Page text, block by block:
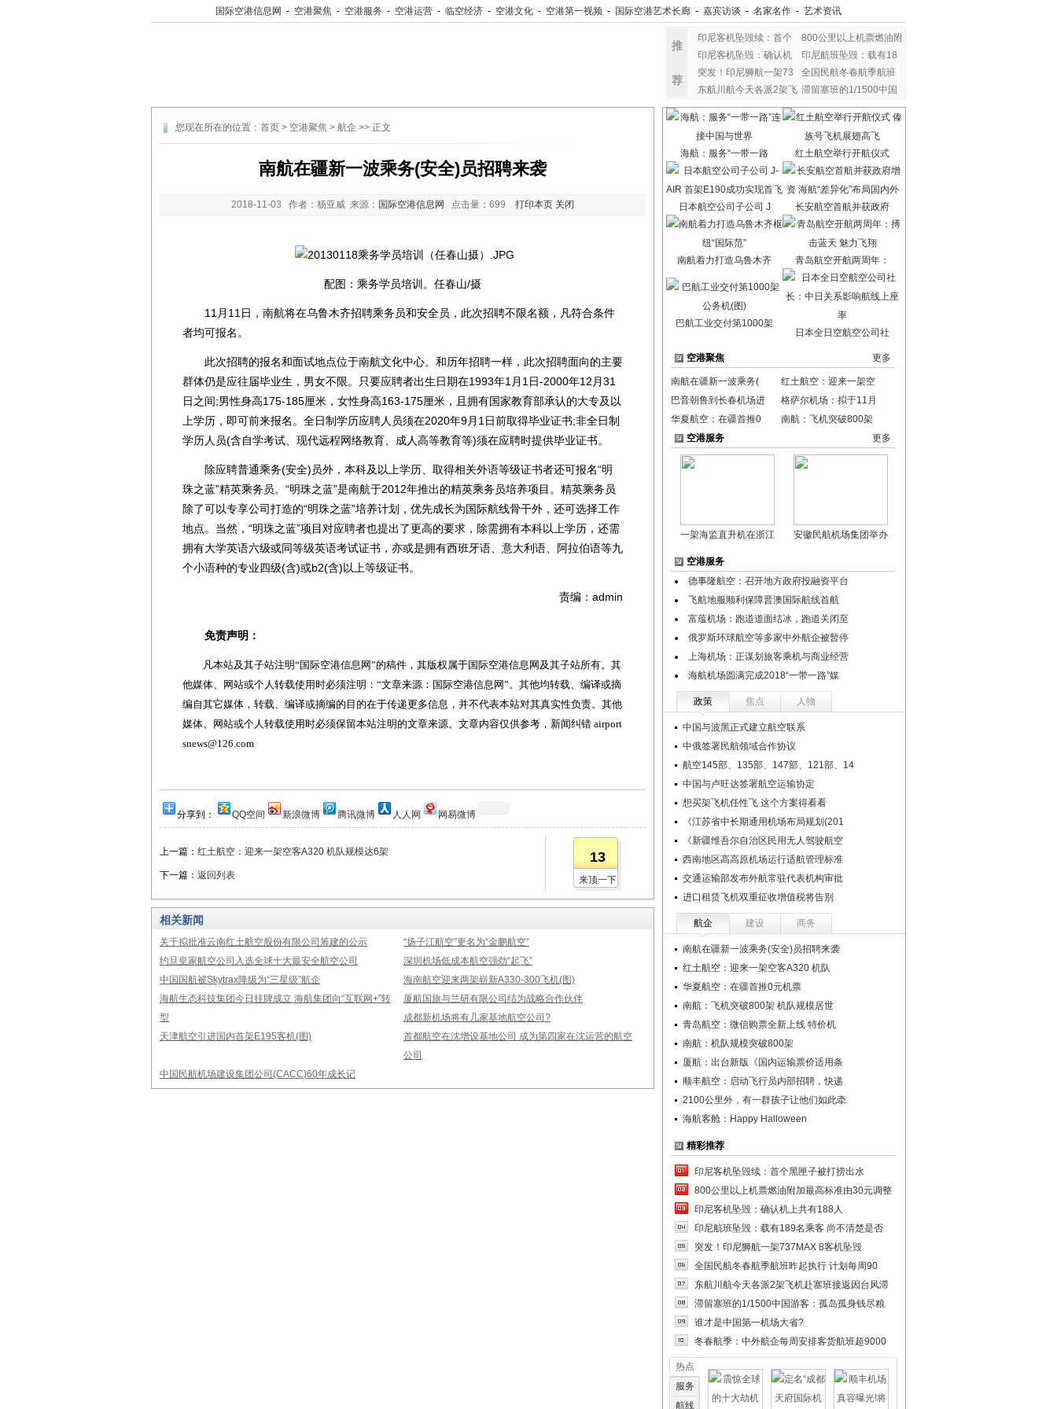
国际空港信息网 - 空港聚焦 - 空港服务 - 空港运营 - 临空经济 - 空港文化 - 空港第一视频 - 国际空港艺术长廊 - 嘉宾访谈 - 名家名作 - 艺术资讯
推
荐
印尼客机坠毁续：首个
800公里以上机票燃油附
印尼客机坠毁：确认机
印尼航班坠毁：载有18
突发！印尼狮航一架73
全国民航冬春航季航班
东航川航今天各派2架飞 滞留塞班的1/1500中国
您现在所在的位置： 首页 > 空港聚焦 > 航企 >> 正文
南航在疆新一波乘务(安全)员招聘来袭
2018-11-03 作者：杨亚威 来源： 国际空港信息网 点击量： 699 打印本页 关闭
配图：乘务学员培训。任春山/摄
11月11日，南航将在乌鲁木齐招聘乘务员和安全员，此次招聘不限名额，凡符合条件
者均可报名。
此次招聘的报名和面试地点位于南航文化中心。和历年招聘一样，此次招聘面向的主要
群体仍是应往届毕业生，男女不限。只要应聘者出生日期在1993年1月1日-2000年12月31
日之间;男性身高175-185厘米，女性身高163-175厘米，且拥有国家教育部承认的大专及以
上学历，即可前来报名。全日制学历应聘人员须在2020年9月1日前取得毕业证书;非全日制
学历人员(含自学考试、现代远程网络教育、成人高等教育等)须在应聘时提供毕业证书。
除应聘普通乘务(安全)员外，本科及以上学历、取得相关外语等级证书者还可报名“明
珠之蓝”精英乘务员。“明珠之蓝”是南航于2012年推出的精英乘务员培养项目。精英乘务员
除了可以专享公司打造的“明珠之蓝”培养计划，优先成长为国际航线骨干外，还可选择工作
地点。当然，“明珠之蓝”项目对应聘者也提出了更高的要求，除需拥有本科以上学历，还需
拥有大学英语六级或同等级英语考试证书，亦或是拥有西班牙语、意大利语、阿拉伯语等九
个小语种的专业四级(含)或b2(含)以上等级证书。
责编：admin
免责声明：
凡本站及其子站注明“国际空港信息网”的稿件，其版权属于国际空港信息网及其子站所有。其
他媒体、网站或个人转载使用时必须注明：“文章来源：国际空港信息网”。其他均转载、编译或摘
编自其它媒体，转载、编译或摘编的目的在于传递更多信息，并不代表本站对其真实性负责。其他
媒体、网站或个人转载使用时必须保留本站注明的文章来源。文章内容仅供参考，新闻纠错 airport
snews@126.com
分享到： QQ空间 新浪微博 腾讯微博 人人网 网易微博
上一篇： 红土航空：迎来一架空客A320 机队规模达6架
下一篇： 返回列表
13
来顶一下
相关新闻
关于拟批准云南红土航空股份有限公司筹建的公示
“扬子江航空”更名为“金鹏航空”
约旦皇家航空公司入选全球十大最安全航空公司
深圳机场低成本航空强劲“起飞”
中国国航被Skytrax降级为“三星级”航企
海南航空迎来两架崭新A330-300飞机(图)
海航生态科技集团今日挂牌成立 海航集团向“互联网+”转
型
厦航国旅与兰研有限公司结为战略合作伙伴
成都新机场将有几家基地航空公司?
天津航空引进国内首架E195客机(图)
首都航空在沈增设基地公司 成为第四家在沈运营的航空
公司
中国民航机场建设集团公司(CACC)60年成长记
海航：服务“一带一路 红土航空举行开航仪式
日本航空公司子公司 J 长安航空首航并获政府
南航着力打造乌鲁木齐 青岛航空开航两周年：
巴航工业交付第1000架
日本全日空航空公司社
空港聚焦 更多
南航在疆新一波乘务(
红土航空：迎来一架空
巴音朝鲁到长春机场进
格萨尔机场：拟于11月
华夏航空：在疆首推0
南航：飞机突破800架
空港服务
更多
一架海监直升机在浙江 安徽民航机场集团举办
空港服务
德事隆航空：召开地方政府投融资平台
飞航地服顺利保障晋澳国际航线首航
富蕴机场：跑道道面结冰，跑道关闭至
俄罗斯环球航空等多家中外航企被暂停
上海机场：正谋划旅客乘机与商业经营
海航机场圆满完成2018“一带一路”媒
政策 焦点 人物
中国与波黑正式建立航空联系
中俄签署民航领域合作协议
航空145部、135部、147部、121部、14
中国与卢旺达签署航空运输协定
想买架飞机任性飞 这个方案得看看
《江苏省中长期通用机场布局规划(201
《新疆维吾尔自治区民用无人驾驶航空
西南地区高高原机场运行适航管理标准
交通运输部发布外航常驻代表机构审批
进口租赁飞机双重征收增值税将告别
航企 建设 商务
南航在疆新一波乘务(安全)员招聘来袭
红土航空：迎来一架空客A320 机队
华夏航空：在疆首推0元机票
南航：飞机突破800架 机队规模居世
青岛航空：微信购票全新上线 特价机
南航：机队规模突破800架
厦航：出台新版《国内运输票价适用条
顺丰航空：启动飞行员内部招聘，快递
2100公里外，有一群孩子让他们如此牵
海航客舱：Happy Halloween
精彩推荐
印尼客机坠毁续：首个黑匣子被打捞出水
800公里以上机票燃油附加最高标准由30元调整
印尼客机坠毁：确认机上共有188人
印尼航班坠毁：载有189名乘客 尚不清楚是否
突发！印尼狮航一架737MAX 8客机坠毁
全国民航冬春航季航班昨起执行 计划每周90
东航川航今天各派2架飞机赴塞班接返因台风滞
滞留塞班的1/1500中国游客：孤岛孤身钱尽粮
谁才是中国第一机场大省?
冬春航季：中外航企每周安排客货航班超9000
热点
服务
航线